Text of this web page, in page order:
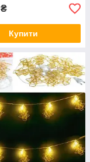
₴
Купити